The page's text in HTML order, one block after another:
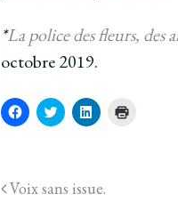
*La police des fleurs, des
octobre 2019.
C
l
p
C
l
p
C
l
p
Voix sans issue.